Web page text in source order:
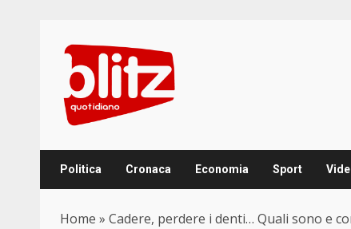
content
Politica Cronaca Economia Sport
Home » Cadere, perdere i denti… Quali sono e